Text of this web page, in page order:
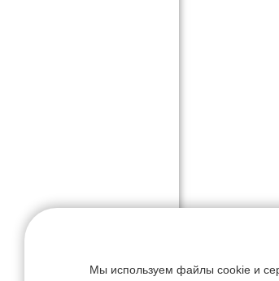
Мы используем файлы cookie и